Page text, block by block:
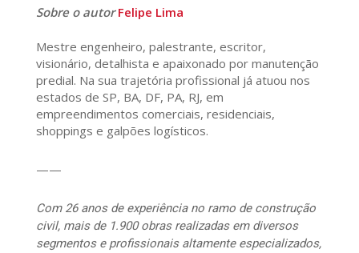
Sobre o autorFelipe Lima
Mestre engenheiro, palestrante, escritor,
visionário, detalhista e apaixonado por manutenção
predial. Na sua trajetória profissional já atuou nos
estados de SP, BA, DF, PA, RJ, em
empreendimentos comerciais, residenciais,
shoppings e galpões logísticos.
——
Com 26 anos de experiência no ramo de construção
civil, mais de 1.900 obras realizadas em diversos
segmentos e profissionais altamente especializados,